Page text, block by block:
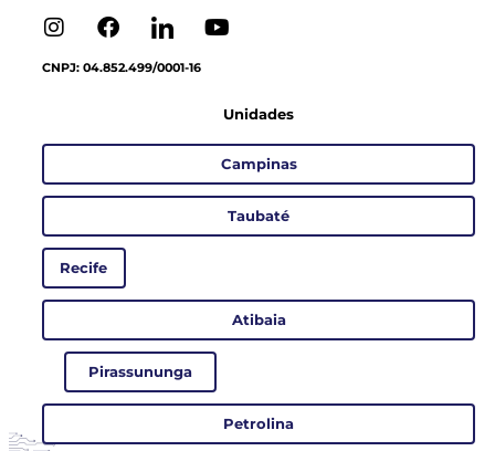
CNPJ: 04.852.499/0001-16
Unidades
Campinas
Taubaté
Recife
Atibaia
Pirassununga
Petrolina